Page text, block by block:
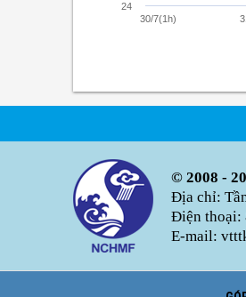
30/7(1h)
24
© 2008 -
Địa chỉ:
Điện thoại:
E-mail: